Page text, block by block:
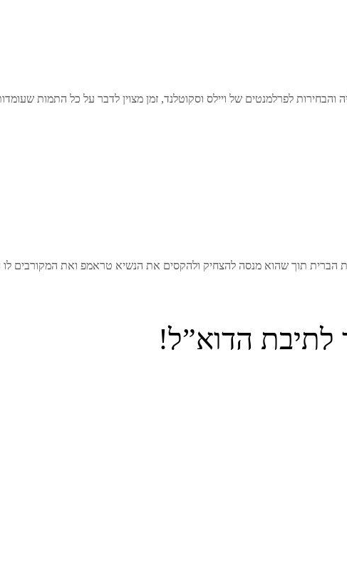
והבחירות לפרלמנטים של ויילס וסקוטלנד, זמן מצוין לדבר על כל התמות
הברית תוך שהוא מנסה להצחיק ולהקסים את הנשיא טראמפ ואת המקורבים
לתיבת הדוא”ל!